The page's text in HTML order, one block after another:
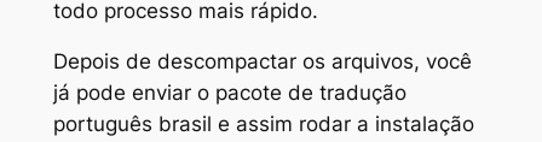
todo processo mais rápido.
Depois de descompactar os arquivos, você
já pode enviar o pacote de tradução
português brasil e assim rodar a instalação